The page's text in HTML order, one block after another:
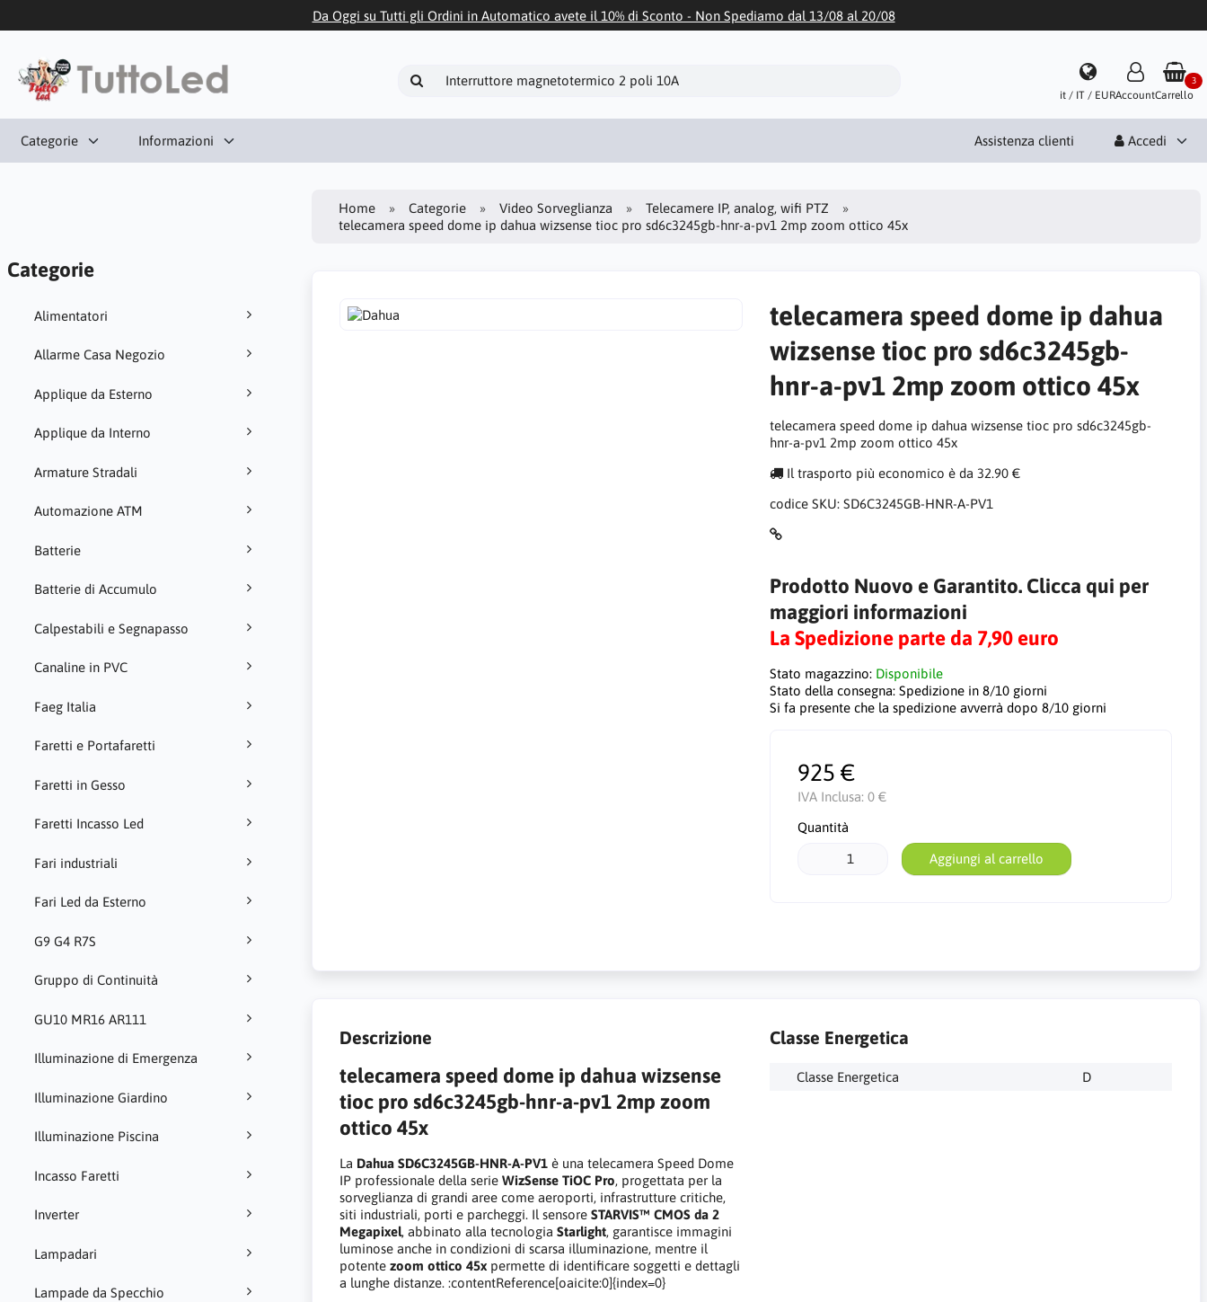
Da Oggi su Tutti gli Ordini in Automatico avete il 10% di Sconto - Non Spediamo dal 13/08 al 20/08
it / IT / EURAccountCarrello
3
Categorie Informazioni Assistenza clienti Accedi
Categorie
Alimentatori
Allarme Casa Negozio
Applique da Esterno
Applique da Interno
Armature Stradali
Automazione ATM
Batterie
Batterie di Accumulo
Calpestabili e Segnapasso
Canaline in PVC
Faeg Italia
Faretti e Portafaretti
Faretti in Gesso
Faretti Incasso Led
Fari industriali
Fari Led da Esterno
G9 G4 R7S
Gruppo di Continuità
GU10 MR16 AR111
Illuminazione di Emergenza
Illuminazione Giardino
Illuminazione Piscina
Incasso Faretti
Inverter
Lampadari
Lampade da Specchio
Home Categorie Video Sorveglianza
Telecamere IP, analog, wifi PTZ
telecamera speed dome ip dahua wizsense tioc pro sd6c3245gb-hnr-a-pv1 2mp zoom ottico 45x
telecamera speed dome ip dahua
wizsense tioc pro sd6c3245gb-
hnr-a-pv1 2mp zoom ottico 45x
telecamera speed dome ip dahua wizsense tioc pro sd6c3245gb-
hnr-a-pv1 2mp zoom ottico 45x
Il trasporto più economico è da 32.90 €
codice SKU: SD6C3245GB-HNR-A-PV1
Prodotto Nuovo e Garantito. Clicca qui per
maggiori informazioni
La Spedizione parte da 7,90 euro
Stato magazzino: Disponibile
Stato della consegna: Spedizione in 8/10 giorni
Si fa presente che la spedizione avverrà dopo 8/10 giorni
925 €
IVA Inclusa: 0 €
Quantità
Aggiungi al carrello
Descrizione
telecamera speed dome ip dahua wizsense
tioc pro sd6c3245gb-hnr-a-pv1 2mp zoom
ottico 45x
La Dahua SD6C3245GB-HNR-A-PV1 è una telecamera Speed Dome
IP professionale della serieWizSense TiOC Pro, progettata per la
sorveglianza di grandi aree come aeroporti, infrastrutture critiche,
siti industriali, porti e parcheggi. Il sensoreSTARVIS™ CMOS da 2
Megapixel, abbinato alla tecnologiaStarlight, garantisce immagini
luminose anche in condizioni di scarsa illuminazione, mentre il
potentezoom ottico 45x permette di identificare soggetti e dettagli
a lunghe distanze. :contentReference[oaicite:0]{index=0}
Classe Energetica
Classe Energetica D